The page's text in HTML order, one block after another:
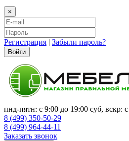
×
Регистрация | Забыли пароль?
Войти
пнд-пятн: с 9:00 до 19:00 суб, вскр:
8 (499) 350-50-29
8 (499) 964-44-11
Заказать звонок